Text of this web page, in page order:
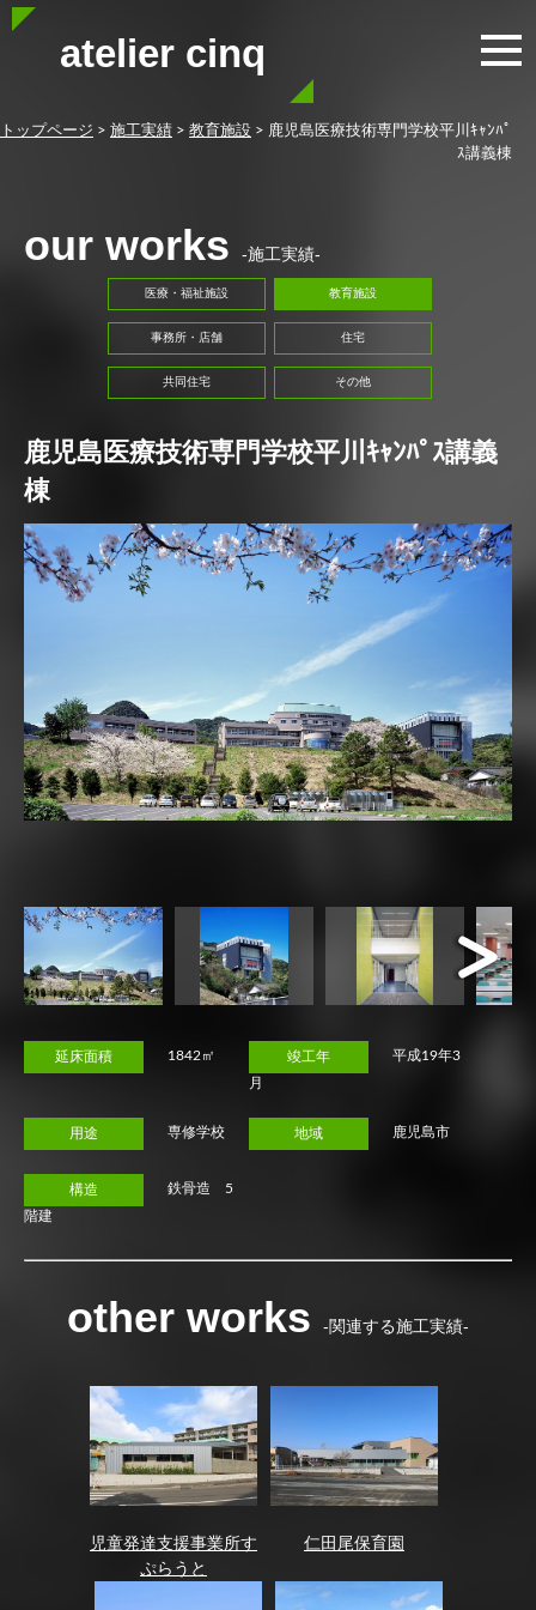
atelier cinq
トップページ > 施工実績 > 教育施設 > 鹿児島医療技術専門学校平川ｷｬﾝﾊﾟ
ｽ講義棟
our works -施工実績-
医療・福祉施設 教育施設
事務所・店舗 住宅
共同住宅 その他
鹿児島医療技術専門学校平川ｷｬﾝﾊﾟｽ講義
棟
Next
延床面積 1842㎡ 竣工年 平成19年3
月
用途 専修学校 地域 鹿児島市
構造 鉄骨造 5
階建
other works -関連する施工実績-
児童発達支援事業所す
ぷらうと
仁田尾保育園